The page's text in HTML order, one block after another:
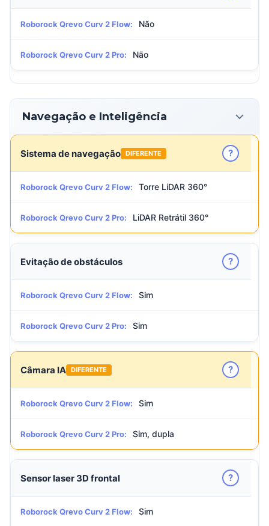
Roborock Qrevo Curv 2 Flow: Não
Roborock Qrevo Curv 2 Pro: Não
Navegação e Inteligência
Sistema de navegação DIFERENTE ?
Roborock Qrevo Curv 2 Flow: Torre LiDAR 360°
Roborock Qrevo Curv 2 Pro: LiDAR Retrátil 360°
Evitação de obstáculos ?
Roborock Qrevo Curv 2 Flow: Sim
Roborock Qrevo Curv 2 Pro: Sim
Câmara IA DIFERENTE ?
Roborock Qrevo Curv 2 Flow: Sim
Roborock Qrevo Curv 2 Pro: Sim, dupla
Sensor laser 3D frontal ?
Roborock Qrevo Curv 2 Flow: Sim